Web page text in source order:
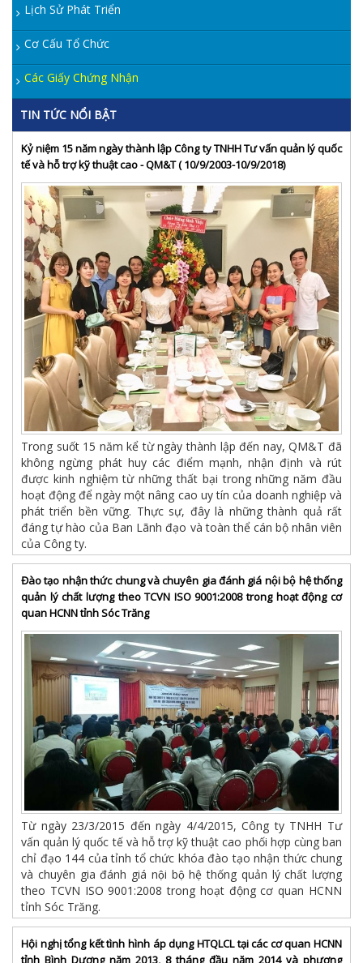
Lịch Sử Phát Triển
Cơ Cấu Tổ Chức
Các Giấy Chứng Nhận
TIN TỨC NỔI BẬT
Kỷ niệm 15 năm ngày thành lập Công ty TNHH Tư vấn quản lý quốc
tế và hỗ trợ kỹ thuật cao - QM&T ( 10/9/2003-10/9/2018)
Trong suốt 15 năm kể từ ngày thành lập đến nay, QM&T đã
không ngừng phát huy các điểm mạnh, nhận định và rút
được kinh nghiệm từ những thất bại trong những năm đầu
hoạt động để ngày một nâng cao uy tín của doanh nghiệp và
phát triển bền vững. Thực sự, đây là những thành quả rất
đáng tự hào của Ban Lãnh đạo và toàn thể cán bộ nhân viên
của Công ty.
Đào tạo nhận thức chung và chuyên gia đánh giá nội bộ hệ thống
quản lý chất lượng theo TCVN ISO 9001:2008 trong hoạt động cơ
quan HCNN tỉnh Sóc Trăng
Từ ngày 23/3/2015 đến ngày 4/4/2015, Công ty TNHH Tư
vấn quản lý quốc tế và hỗ trợ kỹ thuật cao phối hợp cùng ban
chỉ đạo 144 của tỉnh tổ chức khóa đào tạo nhận thức chung
và chuyên gia đánh giá nội bộ hệ thống quản lý chất lượng
theo TCVN ISO 9001:2008 trong hoạt động cơ quan HCNN
tỉnh Sóc Trăng.
Hội nghị tổng kết tình hình áp dụng HTQLCL tại các cơ quan HCNN
tỉnh Bình Dương năm 2013, 8 tháng đầu năm 2014 và phương